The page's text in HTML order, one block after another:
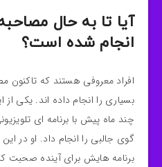
آیا تا به حال
انجام شده است؟
افراد معروفی هستند که
بسیاری را انجام داده اند. یکی از
چند ماه پیش با برنامه ای
گوی جالبی را انجام داد. او در این
برنامه هایش برای آینده صحبت